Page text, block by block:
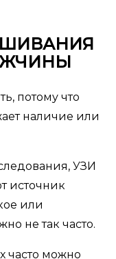
потому что
наличие или
УЗИ
источник
или
не так часто.
часто можно